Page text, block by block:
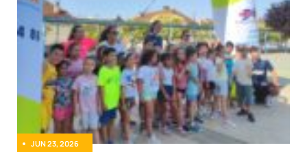
JUN 23, 2026